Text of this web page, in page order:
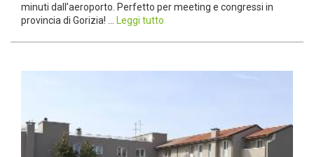
minuti dall’aeroporto. Perfetto per meeting e congressi in
provincia di Gorizia! ...
Leggi tutto